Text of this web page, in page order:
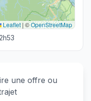
Leaflet | ©OpenStreetMap
2h53
une offre ou